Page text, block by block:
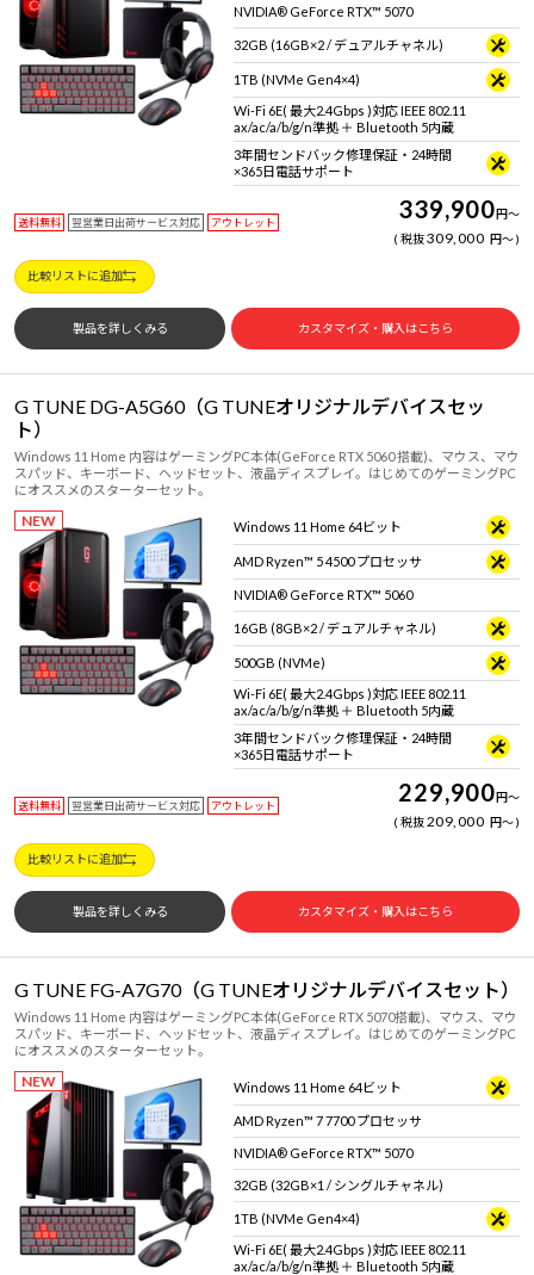
NVIDIA® GeForce RTX™ 5070
32GB (16GB×2 / デュアルチャネル)
1TB (NVMe Gen4×4)
Wi-Fi 6E( 最大2.4Gbps )対応 IEEE 802.11
ax/ac/a/b/g/n準拠 ＋ Bluetooth 5内蔵
3年間センドバック修理保証・24時間
×365日電話サポート
送料無料 翌営業日出荷サービス対応 アウトレット 339,900円～
税抜309,000 円～
比較リストに追加
製品を詳しくみる カスタマイズ・購入はこちら
G TUNE DG-A5G60（G TUNEオリジナルデバイスセッ
ト）
Windows 11 Home 内容はゲーミングPC本体(GeForce RTX 5060 搭載)、マウス、マウ
スパッド、キーボード、ヘッドセット、液晶ディスプレイ。はじめてのゲーミングPC
にオススメのスターターセット。
NEW Windows 11 Home 64ビット
AMD Ryzen™ 5 4500 プロセッサ
NVIDIA® GeForce RTX™ 5060
16GB (8GB×2 / デュアルチャネル)
500GB (NVMe)
Wi-Fi 6E( 最大2.4Gbps )対応 IEEE 802.11
ax/ac/a/b/g/n準拠 ＋ Bluetooth 5内蔵
3年間センドバック修理保証・24時間
×365日電話サポート
送料無料 翌営業日出荷サービス対応 アウトレット 229,900円～
税抜209,000 円～
比較リストに追加
製品を詳しくみる カスタマイズ・購入はこちら
G TUNE FG-A7G70（G TUNEオリジナルデバイスセット）
Windows 11 Home 内容はゲーミングPC本体(GeForce RTX 5070搭載)、マウス、マウ
スパッド、キーボード、ヘッドセット、液晶ディスプレイ。はじめてのゲーミングPC
にオススメのスターターセット。
NEW Windows 11 Home 64ビット
AMD Ryzen™ 7 7700 プロセッサ
NVIDIA® GeForce RTX™ 5070
32GB (32GB×1 / シングルチャネル)
1TB (NVMe Gen4×4)
Wi-Fi 6E( 最大2.4Gbps )対応 IEEE 802.11
ax/ac/a/b/g/n準拠 ＋ Bluetooth 5内蔵